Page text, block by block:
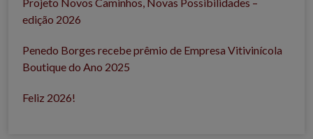
edição 2026
Penedo Borges recebe prêmio de Empresa Vitivinícola
Boutique do Ano 2025
Feliz 2026!